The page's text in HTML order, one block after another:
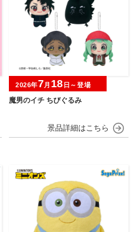
魔男のイチ ちびぐるみ
2026年7月 18 日～登場